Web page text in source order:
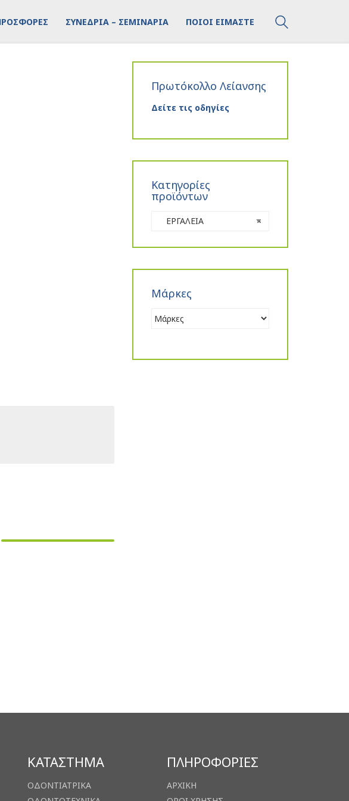
ΣΥΝΕΔΡΙΑ – ΣΕΜΙΝΑΡΙΑ ΠΟΙΟΙ ΕΙΜΑΣΤΕ
Πρωτόκολλο Λείανσης
Δείτε τις οδηγίες
Κατηγορίες
προϊόντων
×
ΕΡΓΑΛΕΙΑ
Μάρκες
ΚΑΤΑΣΤΗΜΑ
ΟΔΟΝΤΙΑΤΡΙΚΑ
ΠΛΗΡΟΦΟΡΙΕΣ
ΑΡΧΙΚΗ